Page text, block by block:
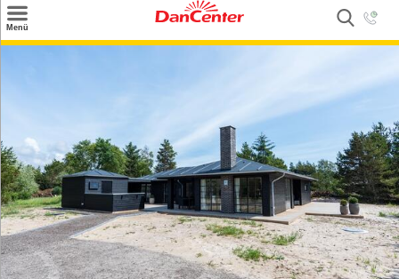
Menü
Angebote
Inspiration
Kontakt
Gut zu wissen